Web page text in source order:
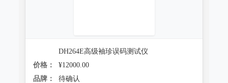
DH264E高级袖珍误码测试仪
价格：
¥12000.00
品牌：
待确认